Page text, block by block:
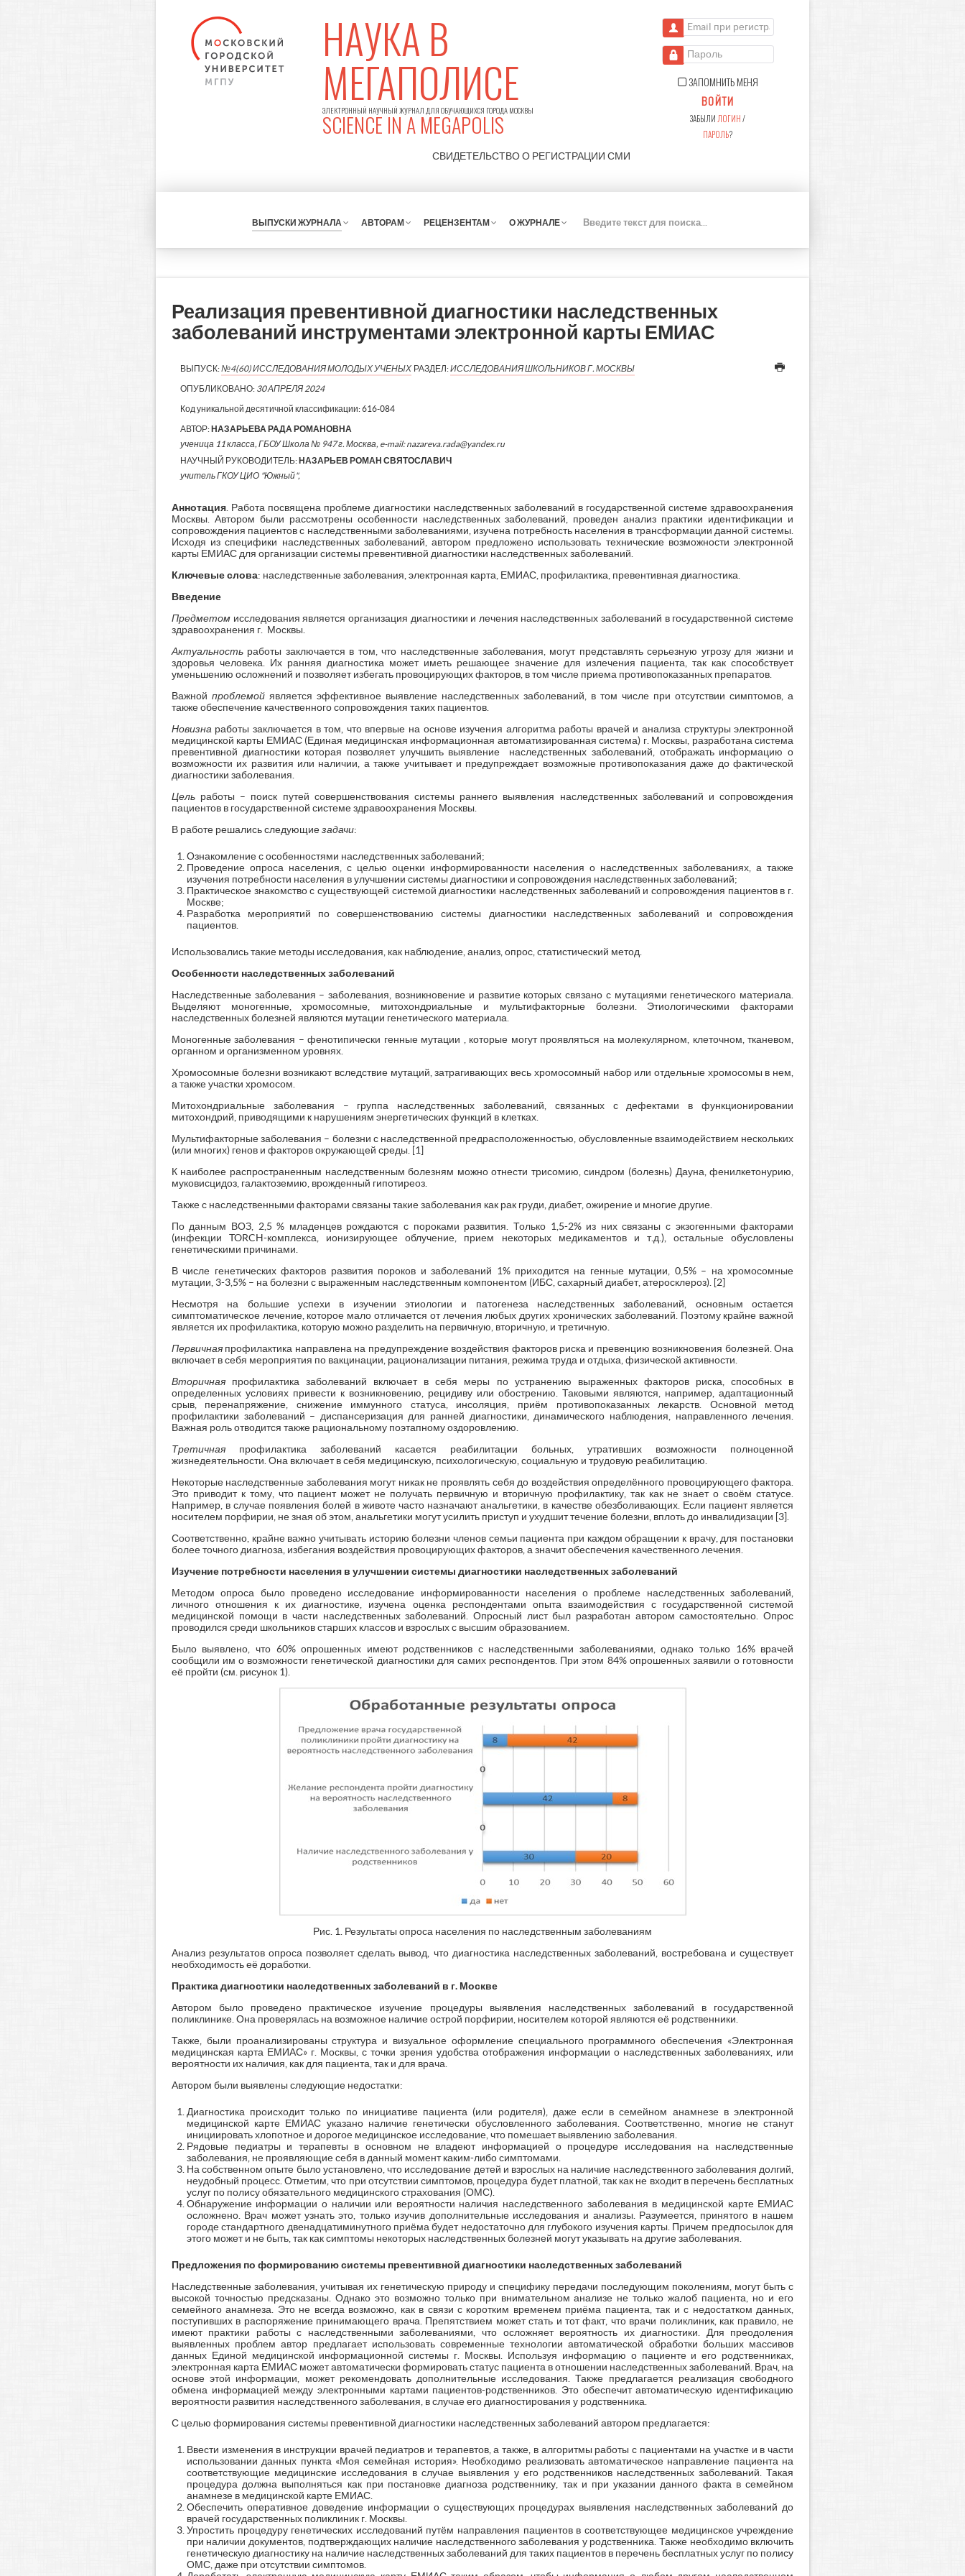
НАУКА В
МЕГАПОЛИСЕ
ЭЛЕКТРОННЫЙ НАУЧНЫЙ ЖУРНАЛ ДЛЯ ОБУЧАЮЩИХСЯ ГОРОДА МОСКВЫ
SCIENCE IN A MEGAPOLIS
СВИДЕТЕЛЬСТВО О РЕГИСТРАЦИИ СМИ
Email при регистрации
Пароль
ЗАПОМНИТЬ МЕНЯ
ВОЙТИ
ЗАБЫЛИ ЛОГИН/
ПАРОЛЬ?
ВЫПУСКИ ЖУРНАЛА АВТОРАМ РЕЦЕНЗЕНТАМ О ЖУРНАЛЕ
К
Реализация превентивной диагностики наследственных
заболеваний инструментами электронной карты ЕМИАС
ВЫПУСК:№4(60) ИССЛЕДОВАНИЯ МОЛОДЫХ УЧЕНЫХ РАЗДЕЛ:ИССЛЕДОВАНИЯ ШКОЛЬНИКОВ Г. МОСКВЫ
ОПУБЛИКОВАНО: 30 АПРЕЛЯ 2024
Код уникальной десятичной классификации:616-084
АВТОР: НАЗАРЬЕВА РАДА РОМАНОВНА
ученица 11 класса, ГБОУ Школа № 947 г. Москва, e-mail: nazareva.rada@yandex.ru
НАУЧНЫЙ РУКОВОДИТЕЛЬ: НАЗАРЬЕВ РОМАН СВЯТОСЛАВИЧ
учитель ГКОУ ЦИО "Южный",
Аннотация. Работа посвящена проблеме диагностики наследственных заболеваний в государственной системе здравоохранения
Москвы. Автором были рассмотрены особенности наследственных заболеваний, проведен анализ практики идентификации и
сопровождения пациентов с наследственными заболеваниями, изучена потребность населения в трансформации данной системы.
Исходя из специфики наследственных заболеваний, автором предложено использовать технические возможности электронной
карты ЕМИАС для организации системы превентивной диагностики наследственных заболеваний.
Ключевые слова: наследственные заболевания, электронная карта, ЕМИАС, профилактика, превентивная диагностика.
Введение
Предметомисследования является организация диагностики и лечения наследственных заболеваний в государственной системе
здравоохранения г. Москвы.
Актуальностьработы заключается в том, что наследственные заболевания, могут представлять серьезную угрозу для жизни и
здоровья человека. Их ранняя диагностика может иметь решающее значение для излечения пациента, так как способствует
уменьшению осложнений и позволяет избегать провоцирующих факторов, в том числе приема противопоказанных препаратов.
Важной проблемойявляется эффективное выявление наследственных заболеваний, в том числе при отсутствии симптомов, а
также обеспечение качественного сопровождения таких пациентов.
Новизна работы заключается в том, что впервые на основе изучения алгоритма работы врачей и анализа структуры электронной
медицинской карты ЕМИАС (Единая медицинская информационная автоматизированная система) г. Москвы, разработана система
превентивной диагностики которая позволяет улучшить выявление наследственных заболеваний, отображать информацию о
возможности их развития или наличии, а также учитывает и предупреждает возможные противопоказания даже до фактической
диагностики заболевания.
Цельработы – поиск путей совершенствования системы раннего выявления наследственных заболеваний и сопровождения
пациентов в государственной системе здравоохранения Москвы.
В работе решались следующиезадачи:
Ознакомление с особенностями наследственных заболеваний;
Проведение опроса населения, с целью оценки информированности населения о наследственных заболеваниях, а также
изучения потребности населения в улучшении системы диагностики и сопровождения наследственных заболеваний;
Практическое знакомство с существующей системой диагностики наследственных заболеваний и сопровождения пациентов в г.
Москве;
Разработка мероприятий по совершенствованию системы диагностики наследственных заболеваний и сопровождения
пациентов.
Использовались такие методы исследования, как наблюдение, анализ, опрос, статистический метод.
Особенности наследственных заболеваний
Наследственные заболевания – заболевания, возникновение и развитие которых связано с мутациями генетического материала.
Выделяют моногенные, хромосомные, митохондриальные и мультифакторные болезни. Этиологическими факторами
наследственных болезней являются мутации генетического материала.
Моногенные заболевания – фенотипически генные мутации , которые могут проявляться на молекулярном, клеточном, тканевом,
органном и организменном уровнях.
Хромосомные болезни возникают вследствие мутаций, затрагивающих весь хромосомный набор или отдельные хромосомы в нем,
а также участки хромосом.
Митохондриальные заболевания – группа наследственных заболеваний, связанных с дефектами в функционировании
митохондрий, приводящими к нарушениям энергетических функций в клетках.
Мультифакторные заболевания – болезни с наследственной предрасположенностью, обусловленные взаимодействием нескольких
(или многих) генов и факторов окружающей среды. [1]
К наиболее распространенным наследственным болезням можно отнести трисомию, синдром (болезнь) Дауна, фенилкетонурию,
муковисцидоз, галактоземию, врожденный гипотиреоз.
Также с наследственными факторами связаны такие заболевания как рак груди, диабет, ожирение и многие другие.
По данным ВОЗ, 2,5 % младенцев рождаются с пороками развития. Только 1,5-2% из них связаны с экзогенными факторами
(инфекции TORCH-комплекса, ионизирующее облучение, прием некоторых медикаментов и т.д.), остальные обусловлены
генетическими причинами.
В числе генетических факторов развития пороков и заболеваний 1% приходится на генные мутации, 0,5% – на хромосомные
мутации, 3-3,5% – на болезни с выраженным наследственным компонентом (ИБС, сахарный диабет, атеросклероз). [2]
Несмотря на большие успехи в изучении этиологии и патогенеза наследственных заболеваний, основным остается
симптоматическое лечение, которое мало отличается от лечения любых других хронических заболеваний. Поэтому крайне важной
является их профилактика, которую можно разделить на первичную, вторичную, и третичную.
Первичнаяпрофилактика направлена на предупреждение воздействия факторов риска и превенцию возникновения болезней. Она
включает в себя мероприятия по вакцинации, рационализации питания, режима труда и отдыха, физической активности.
Вторичнаяпрофилактика заболеваний включает в себя меры по устранению выраженных факторов риска, способных в
определенных условиях привести к возникновению, рецидиву или обострению. Таковыми являются, например, адаптационный
срыв, перенапряжение, снижение иммунного статуса, инсоляция, приём противопоказанных лекарств. Основной метод
профилактики заболеваний – диспансеризация для ранней диагностики, динамического наблюдения, направленного лечения.
Важная роль отводится также рациональному поэтапному оздоровлению.
Третичная профилактика заболеваний касается реабилитации больных, утративших возможности полноценной
жизнедеятельности. Она включает в себя медицинскую, психологическую, социальную и трудовую реабилитацию.
Некоторые наследственные заболевания могут никак не проявлять себя до воздействия определённого провоцирующего фактора.
Это приводит к тому, что пациент может не получать первичную и вторичную профилактику, так как не знает о своём статусе.
Например, в случае появления болей в животе часто назначают анальгетики, в качестве обезболивающих. Если пациент является
носителем порфирии, не зная об этом, анальгетики могут усилить приступ и ухудшит течение болезни, вплоть до инвалидизации [3].
Соответственно, крайне важно учитывать историю болезни членов семьи пациента при каждом обращении к врачу, для постановки
более точного диагноза, избегания воздействия провоцирующих факторов, а значит обеспечения качественного лечения.
Изучение потребности населения в улучшении системы диагностики наследственных заболеваний
Методом опроса было проведено исследование информированности населения о проблеме наследственных заболеваний,
личного отношения к их диагностике, изучена оценка респондентами опыта взаимодействия с государственной системой
медицинской помощи в части наследственных заболеваний. Опросный лист был разработан автором самостоятельно. Опрос
проводился среди школьников старших классов и взрослых с высшим образованием.
Было выявлено, что 60% опрошенных имеют родственников с наследственными заболеваниями, однако только 16% врачей
сообщили им о возможности генетической диагностики для самих респондентов. При этом 84% опрошенных заявили о готовности
её пройти (см. рисунок 1).
Рис. 1. Результаты опроса населения по наследственным заболеваниям
Анализ результатов опроса позволяет сделать вывод, что диагностика наследственных заболеваний, востребована и существует
необходимость её доработки.
Практика диагностики наследственных заболеваний в г. Москве
Автором было проведено практическое изучение процедуры выявления наследственных заболеваний в государственной
поликлинике. Она проверялась на возможное наличие острой порфирии, носителем которой являются её родственники.
Также, были проанализированы структура и визуальное оформление специального программного обеспечения «Электронная
медицинская карта ЕМИАС» г. Москвы, с точки зрения удобства отображения информации о наследственных заболеваниях, или
вероятности их наличия, как для пациента, так и для врача.
Автором были выявлены следующие недостатки:
Диагностика происходит только по инициативе пациента (или родителя), даже если в семейном анамнезе в электронной
медицинской карте ЕМИАС указано наличие генетически обусловленного заболевания. Соответственно, многие не станут
инициировать хлопотное и дорогое медицинское исследование, что помешает выявлению заболевания.
Рядовые педиатры и терапевты в основном не владеют информацией о процедуре исследования на наследственные
заболевания, не проявляющие себя в данный момент каким-либо симптомами.
На собственном опыте было установлено, что исследование детей и взрослых на наличие наследственного заболевания долгий,
неудобный процесс. Отметим, что при отсутствии симптомов, процедура будет платной, так как не входит в перечень бесплатных
услуг по полису обязательного медицинского страхования (ОМС).
Обнаружение информации о наличии или вероятности наличия наследственного заболевания в медицинской карте ЕМИАС
осложнено. Врач может узнать это, только изучив дополнительные исследования и анализы. Разумеется, принятого в нашем
городе стандартного двенадцатиминутного приёма будет недостаточно для глубокого изучения карты. Причем предпосылок для
этого может и не быть, так как симптомы некоторых наследственных болезней могут указывать на другие заболевания.
Предложения по формированию системы превентивной диагностики наследственных заболеваний
Наследственные заболевания, учитывая их генетическую природу и специфику передачи последующим поколениям, могут быть с
высокой точностью предсказаны. Однако это возможно только при внимательном анализе не только жалоб пациента, но и его
семейного анамнеза. Это не всегда возможно, как в связи с коротким временем приёма пациента, так и с недостатком данных,
поступивших в распоряжение принимающего врача. Препятствием может стать и тот факт, что врачи поликлиник, как правило, не
имеют практики работы с наследственными заболеваниями, что осложняет вероятность их диагностики. Для преодоления
выявленных проблем автор предлагает использовать современные технологии автоматической обработки больших массивов
данных Единой медицинской информационной системы г. Москвы. Используя информацию о пациенте и его родственниках,
электронная карта ЕМИАС может автоматически формировать статус пациента в отношении наследственных заболеваний. Врач, на
основе этой информации, может рекомендовать дополнительные исследования. Также предлагается реализация свободного
обмена информацией между электронными картами пациентов-родственников. Это обеспечит автоматическую идентификацию
вероятности развития наследственного заболевания, в случае его диагностирования у родственника.
С целью формирования системы превентивной диагностики наследственных заболеваний автором предлагается:
Ввести изменения в инструкции врачей педиатров и терапевтов, а также, в алгоритмы работы с пациентами на участке и в части
использовании данных пункта «Моя семейная история». Необходимо реализовать автоматическое направление пациента на
соответствующие медицинские исследования в случае выявления у его родственников наследственных заболеваний. Такая
процедура должна выполняться как при постановке диагноза родственнику, так и при указании данного факта в семейном
анамнезе в медицинской карте ЕМИАС.
Обеспечить оперативное доведение информации о существующих процедурах выявления наследственных заболеваний до
врачей государственных поликлиник г. Москвы.
Упростить процедуру генетических исследований путём направления пациентов в соответствующее медицинское учреждение
при наличии документов, подтверждающих наличие наследственного заболевания у родственника. Также необходимо включить
генетическую диагностику на наличие наследственных заболеваний для таких пациентов в перечень бесплатных услуг по полису
ОМС, даже при отсутствии симптомов.